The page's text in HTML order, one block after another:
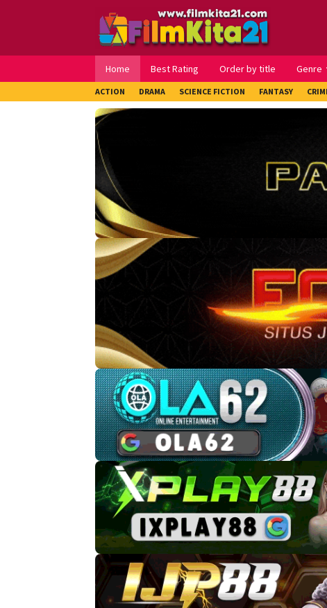
Home Best Rating Order by title Genre
ACTION DRAMA SCIENCE FICTION FANTASY